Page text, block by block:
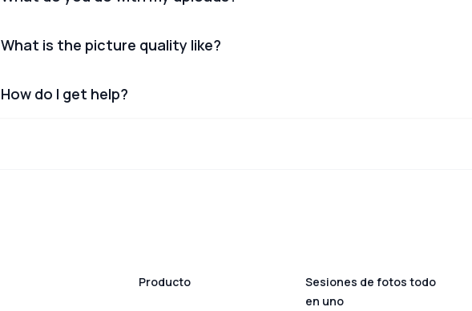
What is the picture quality like?
How do I get help?
Producto
Sesiones de fotos todo
en uno